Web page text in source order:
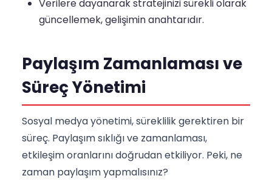
Verilere dayanarak stratejinizi sürekli olarak
güncellemek, gelişimin anahtarıdır.
Paylaşım Zamanlaması ve
Süreç Yönetimi
Sosyal medya yönetimi, süreklilik gerektiren bir
süreç. Paylaşım sıklığı ve zamanlaması,
etkileşim oranlarını doğrudan etkiliyor. Peki, ne
zaman paylaşım yapmalısınız?